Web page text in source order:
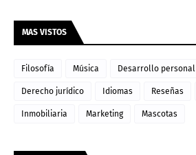
MAS VISTOS
Filosofía Música Desarrollo personal
Derecho jurídico Idiomas Reseñas
Inmobiliaria Marketing Mascotas